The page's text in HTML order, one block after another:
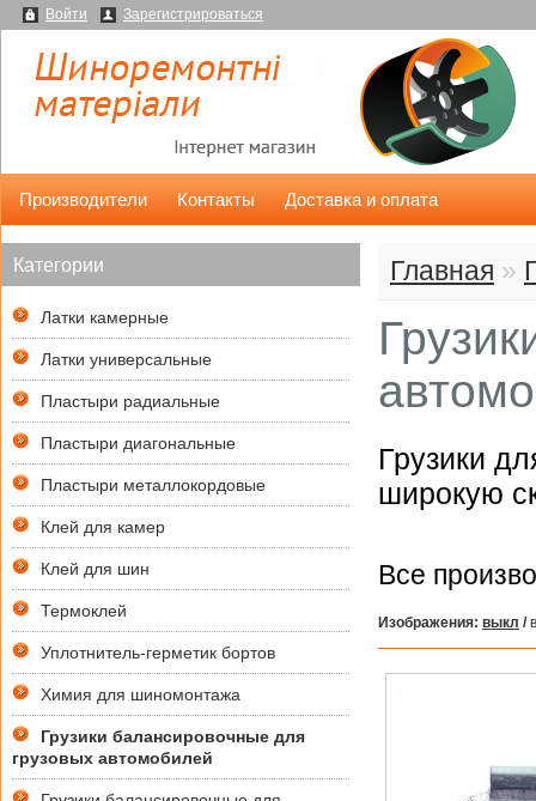
Войти Зарегистрироваться
Производители Контакты Доставка и оплата
Категории
Латки камерные
Латки универсальные
Пластыри радиальные
Пластыри диагональные
Пластыри металлокордовые
Клей для камер
Клей для шин
Термоклей
Уплотнитель-герметик бортов
Химия для шиномонтажа
Грузики балансировочные для
грузовых автомобилей
Главная »
Грузики
широкую
Все
Изображения: выкл /